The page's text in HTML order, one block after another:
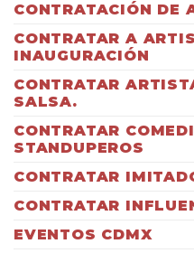
CONTRATACIÓN DE
CONTRATAR A
INAUGURACIÓN
CONTRATAR
SALSA.
CONTRATAR
STANDUPEROS
CONTRATAR
CONTRATAR
EVENTOS CDMX